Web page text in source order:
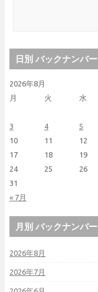
日別 バックナンバー
2026年8月
月
火 水
« 7月
3
4 5
10
11 12
17
18 19
24
25 26
31
月別 バックナンバー
2026年8月
2026年7月